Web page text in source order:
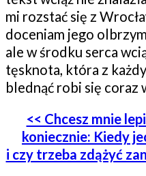
mi rozstać się z
doceniam jego
ale w środku serca
tęsknota, która z
blednąć robi się coraz
<< Chcesz mnie
koniecznie: Kiedy
i czy trzeba zdążyć